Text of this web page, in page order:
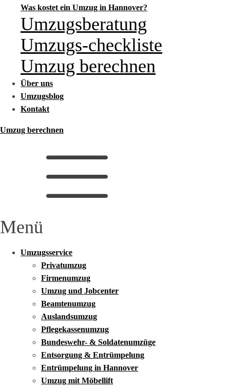
Was kostet ein Umzug in Hannover?
Umzugsberatung
Umzugs-checkliste
Umzug berechnen
Über uns
Umzugsblog
Kontakt
Umzug berechnen
Menü
Umzugsservice
Privatumzug
Firmenumzug
Umzug und Jobcenter
Beamtenumzug
Auslandsumzug
Pflegekassenumzug
Bundeswehr- & Soldatenumzüge
Entsorgung & Entrümpelung
Entrümpelung in Hannover
Umzug mit Möbellift